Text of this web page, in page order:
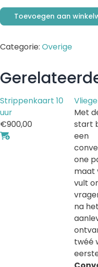
Toevoegen aan
Categorie: Overige
Strippenkaart 10
uur
€900,00
Met
start
een
one
maat
vult
na het
twéé